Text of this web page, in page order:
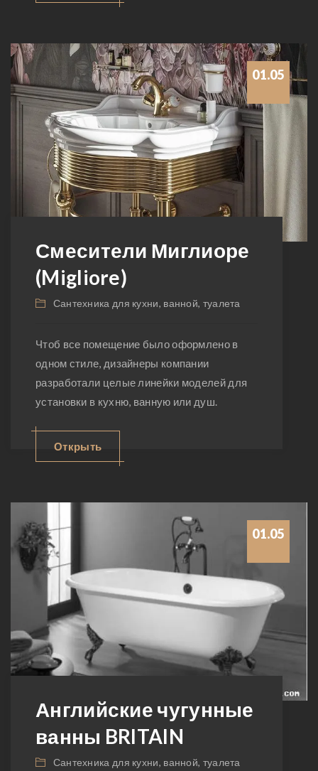
01.05
Смесители Миглиоре
(Migliore)
Сантехника для кухни, ванной, туалета
Чтоб все помещение было оформлено в
одном стиле, дизайнеры компании
разработали целые линейки моделей для
установки в кухню, ванную или душ.
Открыть
01.05
Английские чугунные
ванны BRITAIN
Сантехника для кухни, ванной, туалета